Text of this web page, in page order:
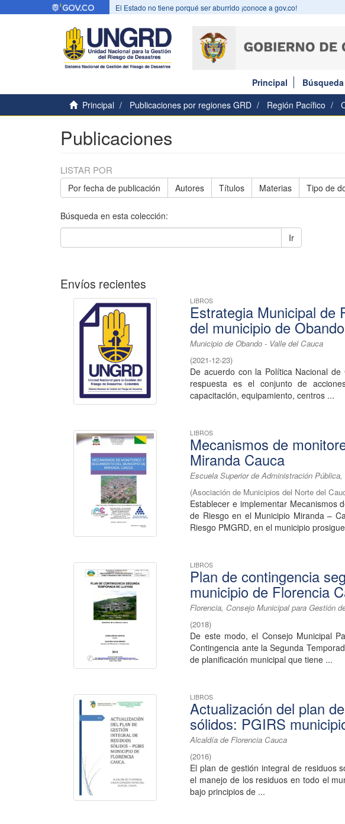
El Estado no tiene porqué ser aburrido ¡conoce a gov.co!
Principal
Principal
Publicaciones por regiones GRD Región Pacífico
Publicaciones
LISTAR POR
Por fecha de publicación Autores Títulos Materias Tipo de
Búsqueda en esta colección:
Ir
Envíos recientes
LIBROS
Estrategia Municipal de
del municipio de
Municipio de Obando - Valle del Cauca
(2021-12-23)
De acuerdo con la Política Nacional
respuesta es el conjunto de
capacitación, equipamiento, centros ...
LIBROS
Mecanismos de
Miranda Cauca
Escuela Superior de Administración
(Asociación de Municipios del Norte del
Establecer e implementar Mecanismos
de Riesgo en el Municipio Miranda –
Riesgo PMGRD, en el municipio
LIBROS
Plan de contingencia
municipio de Florencia
Florencia, Consejo Municipal para Gestión
(2018)
De este modo, el Consejo Municipal
Contingencia ante la Segunda
de planificación municipal que tiene ...
LIBROS
Actualización del plan
sólidos: PGIRS
Alcaldía de Florencia Cauca
(2016)
El plan de gestión integral de residuos
el manejo de los residuos en todo el
bajo principios de ...